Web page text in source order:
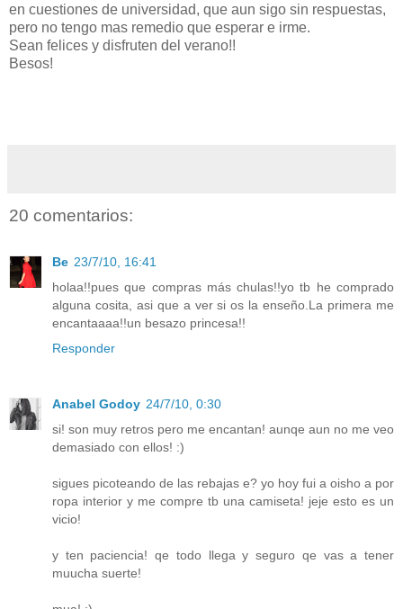
en cuestiones de universidad, que aun sigo sin respuestas,
pero no tengo mas remedio que esperar e irme.
Sean felices y disfruten del verano!!
Besos!
20 comentarios:
Be 23/7/10, 16:41
holaa!!pues que compras más chulas!!yo tb he comprado
alguna cosita, asi que a ver si os la enseño.La primera me
encantaaaa!!un besazo princesa!!
Responder
Anabel Godoy 24/7/10, 0:30
si! son muy retros pero me encantan! aunqe aun no me veo
demasiado con ellos! :)
sigues picoteando de las rebajas e? yo hoy fui a oisho a por
ropa interior y me compre tb una camiseta! jeje esto es un
vicio!
y ten paciencia! qe todo llega y seguro qe vas a tener
muucha suerte!